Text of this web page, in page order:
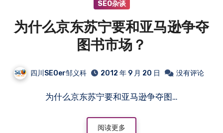
SEO杂谈
为什么京东苏宁要和亚马逊争夺
图书市场？
四川SEOer邹义科 2012 年 9 月 20 日 没有评论
为什么京东苏宁要和亚马逊争夺图…
阅读更多